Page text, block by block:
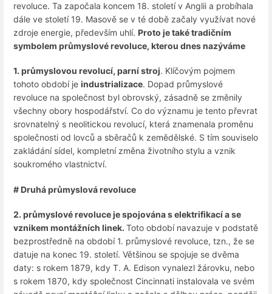
revoluce. Ta započala koncem 18. století v Anglii a probíhala
dále ve století 19. Masově se v té době začaly využívat nové
zdroje energie, především uhlí. Proto je také tradičním
symbolem průmyslové revoluce, kterou dnes nazýváme
1. průmyslovou revolucí, parní stroj. Klíčovým pojmem
tohoto období je industrializace. Dopad průmyslové
revoluce na společnost byl obrovský, zásadně se změnily
všechny obory hospodářství. Co do významu je tento převrat
srovnatelný s neolitickou revolucí, která znamenala proměnu
společnosti od lovců a sběračů k zemědělské. S tím souviselo
zakládání sídel, kompletní změna životního stylu a vznik
soukromého vlastnictví.
# Druhá průmyslová revoluce
2. průmyslové revoluce je spojována s elektrifikací a se
vznikem montážních linek. Toto období navazuje v podstatě
bezprostředně na období 1. průmyslové revoluce, tzn., že se
datuje na konec 19. století. Většinou se spojuje se dvěma
daty: s rokem 1879, kdy T. A. Edison vynalezl žárovku, nebo
s rokem 1870, kdy společnost Cincinnati instalovala ve svém